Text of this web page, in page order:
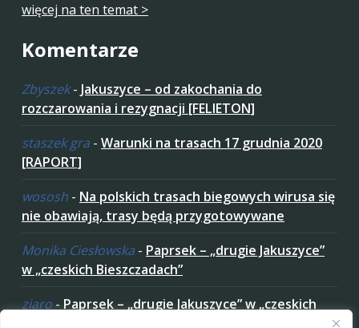
więcej na ten temat >
Komentarze
Zbyszek- Jakuszyce – od zakochania do
rozczarowania i rezygnacji [FELIETON]
staszek gra - Warunki na trasach 17 grudnia 2020
[RAPORT]
wososh - Na polskich trasach biegowych wirusa się
nie obawiają, trasy będą przygotowywane
Monika Ciesłowska - Paprsek – „drugie Jakuszyce”
w „czeskich Bieszczadach”
ziaro - Paprsek – „drugie Jakuszyce” w „czeskich